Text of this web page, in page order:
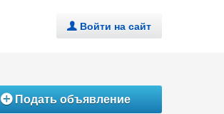
. Войти на сайт
ÁПодать объявление